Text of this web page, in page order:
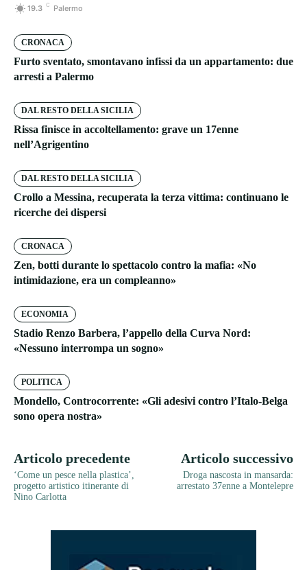
19.3 C Palermo
CRONACA
Furto sventato, smontavano infissi da un appartamento: due
arresti a Palermo
DAL RESTO DELLA SICILIA
Rissa finisce in accoltellamento: grave un 17enne
nell’Agrigentino
DAL RESTO DELLA SICILIA
Crollo a Messina, recuperata la terza vittima: continuano le
ricerche dei dispersi
CRONACA
Zen, botti durante lo spettacolo contro la mafia: «No
intimidazione, era un compleanno»
ECONOMIA
Stadio Renzo Barbera, l’appello della Curva Nord:
«Nessuno interrompa un sogno»
POLITICA
Mondello, Controcorrente: «Gli adesivi contro l’Italo-Belga
sono opera nostra»
Articolo precedente
‘Come un pesce nella plastica’,
progetto artistico itinerante di
Nino Carlotta
Articolo successivo
Droga nascosta in mansarda:
arrestato 37enne a Montelepre